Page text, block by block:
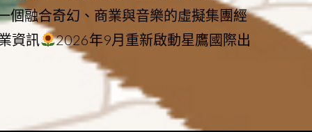
個融合奇幻、商業與音樂的虛擬集團經
資訊
2026年9月重新啟動星鷹國際出